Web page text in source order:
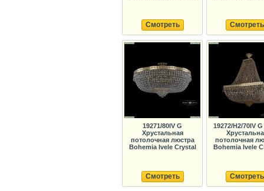
Смотреть Смотреть
19271/80IV G
Хрустальная
потолочная люстра
Bohemia Ivele Crystal
Смотреть
19272/H2/70IV
потолочная
Bohemia Ivele
Смотреть